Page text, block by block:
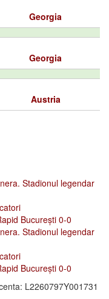
Georgia
Georgia
Austria
Stadionul legendar
București 0-0
Stadionul legendar
București 0-0
L2260797Y001731